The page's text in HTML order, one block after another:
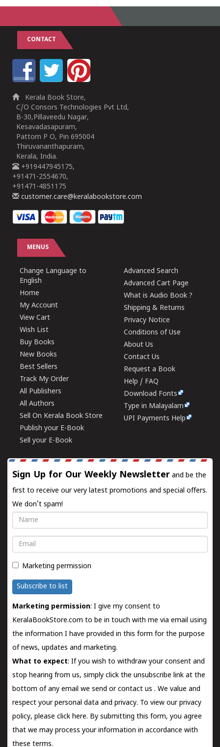
CONTACT
Kerala Book Store,
C/O Consors Technologies Pvt Ltd,
B-30,Pillaveedu Nagar,
Kesavadasapuram,
Pattom P O, Pin 695004
Thiruvananthapuram,
Kerala, India.
+919447945175,
+91471-2554670,
+91471-4851175
customer.care@keralabookstore.com
MENUS
Change Language to
English
Home
My Account
View Cart
Wish List
Buy Books
New Books
Best Sellers
Track My Order
All Publishers
All Authors
Sell On Kerala Book Store
Publish your E-Book
Sell your E-Book
Advanced Search
Advanced Cart Page
What is Audio Book ?
Shipping & Returns
Privacy Notice
Conditions of Use
About Us
Contact Us
Request a Book
Help / FAQ
Download Fonts
Type in Malayalam
UPI Payments Help
Sign Up for Our Weekly Newsletter and be the
first to receive our very latest promotions and special offers.
We don't spam!
Name
Email
Marketing permission
Subscribe to list
Marketing permission: I give my consent to
KeralaBookStore.com to be in touch with me via email using
the information I have provided in this form for the purpose
of news, updates and marketing.
What to expect: If you wish to withdraw your consent and
stop hearing from us, simply click the unsubscribe link at the
bottom of any email we send orcontact us . We value and
respect your personal data and privacy. To view our privacy
policy, please click here. By submitting this form, you agree
that we may process your information in accordance with
these terms.